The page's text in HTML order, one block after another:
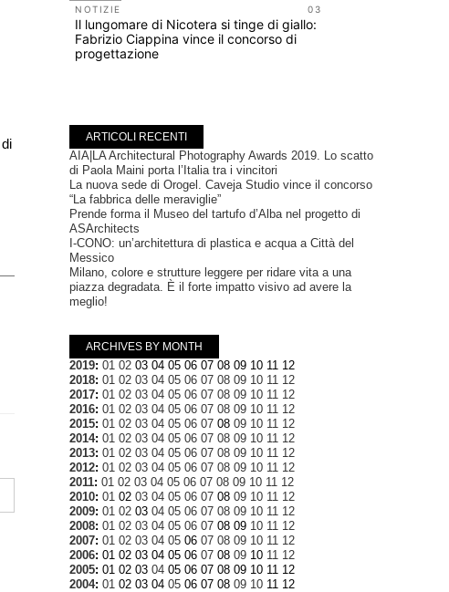
di
03
NOTIZIE
Il lungomare di Nicotera si tinge di giallo:
Fabrizio Ciappina vince il concorso di
progettazione
ARTICOLI RECENTI
AIA|LA Architectural Photography Awards 2019. Lo scatto
di Paola Maini porta l’Italia tra i vincitori
La nuova sede di Orogel. Caveja Studio vince il concorso
“La fabbrica delle meraviglie”
Prende forma il Museo del tartufo d’Alba nel progetto di
ASArchitects
I-CONO: un’architettura di plastica e acqua a Città del
Messico
Milano, colore e strutture leggere per ridare vita a una
piazza degradata. È il forte impatto visivo ad avere la
meglio!
ARCHIVES BY MONTH
2019: 01 02 03 04 05 06 07 08 09 10 11 12
2018: 01 02 03 04 05 06 07 08 09 10 11 12
2017: 01 02 03 04 05 06 07 08 09 10 11 12
2016: 01 02 03 04 05 06 07 08 09 10 11 12
2015: 01 02 03 04 05 06 07 08 09 10 11 12
2014: 01 02 03 04 05 06 07 08 09 10 11 12
2013: 01 02 03 04 05 06 07 08 09 10 11 12
2012: 01 02 03 04 05 06 07 08 09 10 11 12
2011: 01 02 03 04 05 06 07 08 09 10 11 12
2010: 01 02 03 04 05 06 07 08 09 10 11 12
2009: 01 02 03 04 05 06 07 08 09 10 11 12
2008: 01 02 03 04 05 06 07 08 09 10 11 12
2007: 01 02 03 04 05 06 07 08 09 10 11 12
2006: 01 02 03 04 05 06 07 08 09 10 11 12
2005: 01 02 03 04 05 06 07 08 09 10 11 12
2004: 01 02 03 04 05 06 07 08 09 10 11 12